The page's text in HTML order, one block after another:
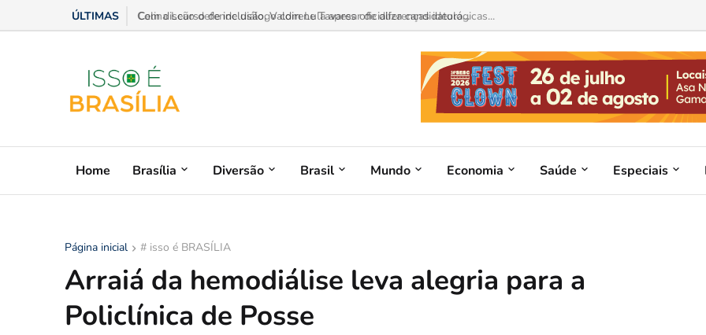
ÚLTIMAS Celina Leão defende diálogo com Lula apesar de diferenças ideológicas...
Home Brasília Diversão Brasil Mundo Economia Saúde Especiais
Página inicial # isso é BRASÍLIA
Arraiá da hemodiálise leva alegria para a
Policlínica de Posse